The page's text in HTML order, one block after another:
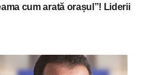
cum arată orașul”! Liderii